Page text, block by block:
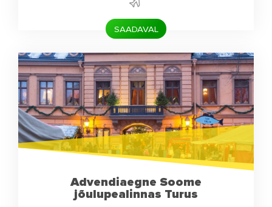
SAADAVAL
Advendiaegne Soome
jõulupealinnas Turus